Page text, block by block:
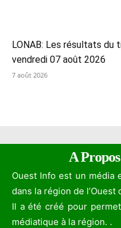
LONAB: Les résultats du
vendredi 07 août 2026
7 août 2026
A
Ouest Info est un média
dans la région de l’Ouest
Il a été créé pour
médiatique à la région. .